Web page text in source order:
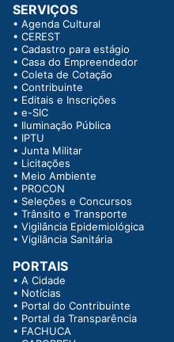
SERVIÇOS
• Agenda Cultural
• CEREST
• Cadastro para estágio
• Casa do Empreendedor
• Coleta de Cotação
• Contribuinte
• Editais e Inscrições
• e-SIC
• Iluminação Pública
• IPTU
• Junta Militar
• Licitações
• Meio Ambiente
• PROCON
• Seleções e Concursos
• Trânsito e Transporte
• Vigilância Epidemiológica
• Vigilância Sanitária
PORTAIS
• A Cidade
• Notícias
• Portal do Contribuinte
• Portal da Transparência
• FACHUCA